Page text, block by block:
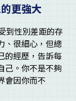
更強大
到性別差距的存
、很細心，但總
的經歷，告訴每
己。你不是不夠
會因你而不